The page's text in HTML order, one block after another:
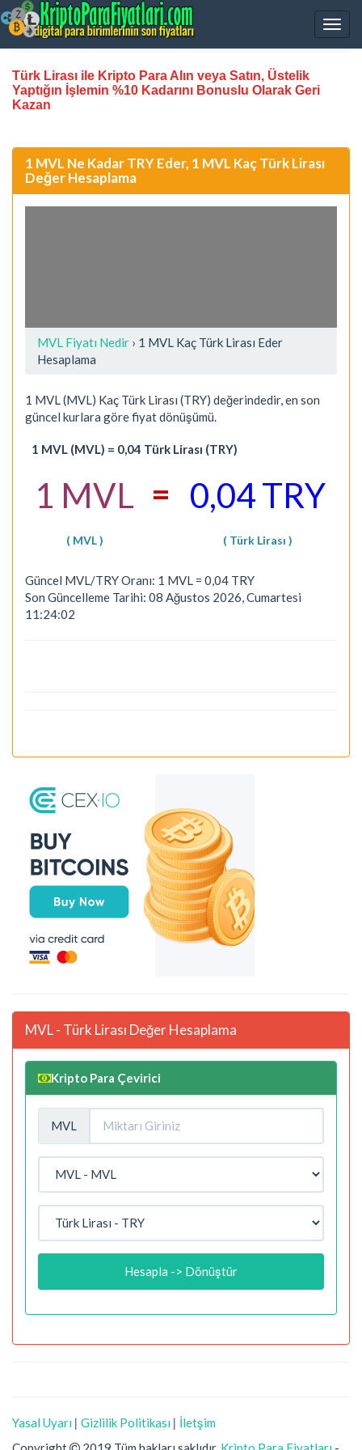
Türk Lirası ile Kripto Para Alın veya Satın, Üstelik
Yaptığın İşlemin %10 Kadarını Bonuslu Olarak Geri
Kazan
1 MVL Ne Kadar TRY Eder, 1 MVL Kaç Türk Lirası
Değer Hesaplama
MVL Fiyatı Nedir › 1 MVL Kaç Türk Lirası Eder
Hesaplama
1 MVL (MVL) Kaç Türk Lirası (TRY) değerindedir, en son
güncel kurlara göre fiyat dönüşümü.
1 MVL (MVL) = 0,04 Türk Lirası (TRY)
1 MVL = 0,04 TRY
( MVL ) ( Türk Lirası )
Güncel MVL/TRY Oranı: 1 MVL = 0,04 TRY
Son Güncelleme Tarihi: 08 Ağustos 2026, Cumartesi
11:24:02
MVL - Türk Lirası Değer Hesaplama
Kripto Para Çevirici
MVL
Hesapla -> Dönüştür
Yasal Uyarı | Gizlilik Politikası | İletşim